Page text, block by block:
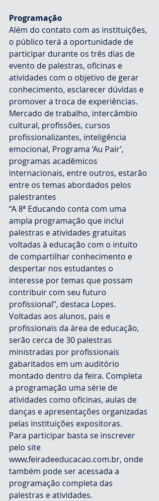
Programação
Além do contato com as instituições,
o público terá a oportunidade de
participar durante os três dias de
evento de palestras, oficinas e
atividades com o objetivo de gerar
conhecimento, esclarecer dúvidas e
promover a troca de experiências.
Mercado de trabalho, intercâmbio
cultural, profissões, cursos
profissionalizantes, inteligência
emocional, Programa ‘Au Pair’,
programas acadêmicos
internacionais, entre outros, estarão
entre os temas abordados pelos
palestrantes
“A 8ª Educando conta com uma
ampla programação que inclui
palestras e atividades gratuitas
voltadas à educação com o intuito
de compartilhar conhecimento e
despertar nos estudantes o
interesse por temas que possam
contribuir com seu futuro
profissional”, destaca Lopes.
Voltadas aos alunos, pais e
profissionais da área de educação,
serão cerca de 30 palestras
ministradas por profissionais
gabaritados em um auditório
montado dentro da feira. Completa
a programação uma série de
atividades como oficinas, aulas de
danças e apresentações organizadas
pelas instituições expositoras.
Para participar basta se inscrever
pelo site
www.feiradeeducacao.com.br, onde
também pode ser acessada a
programação completa das
palestras e atividades.